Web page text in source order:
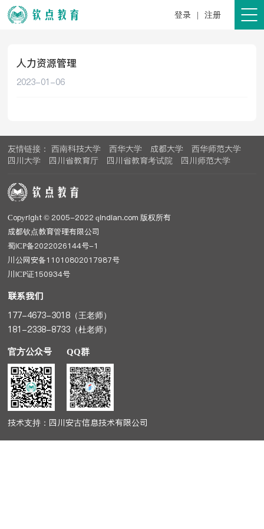
登录 | 注册
人力资源管理
2023-01-06
友情链接：西南科技大学 西华大学 成都大学
西华师范大学
四川大学
四川省教育厅 四川省教育考试院 四川师范大学
Copyright © 2005-2022 qindian.com 版权所有
成都钦点教育管理有限公司
蜀ICP备2022026144号-1
川公网安备11010802017987号
川ICP证150934号
联系我们
177-4673-3018（王老师）
181-2338-8733（杜老师）
官方公众号 QQ群
技术支持：四川安古信息技术有限公司